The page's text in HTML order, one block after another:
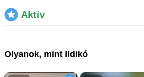
Aktív
Olyanok, mint Ildikó